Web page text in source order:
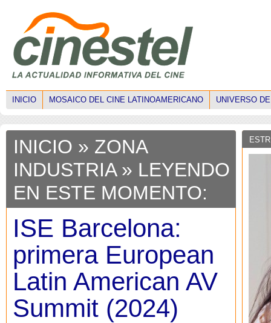
INICIO MOSAICO DEL CINE LATINOAMERICANO UNIVERSO
INICIO » ZONA
INDUSTRIA» LEYENDO
EN ESTE MOMENTO:
ISE Barcelona:
primera European
Latin American AV
Summit (2024)